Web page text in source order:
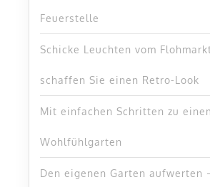
Feuerstelle
Schicke Leuchten vom
schaffen Sie einen Retro-Look
Mit einfachen Schritten zu
Wohlfühlgarten
Den eigenen Garten aufwerten